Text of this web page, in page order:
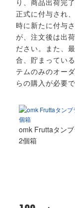
り、商品出荷完
正式に付与され
時に新たに付与
が、注文後は出
ださい。また、
合、貯まってい
テムのみのオー
らの購入が必要で
omk Fruttaタン
2個箱